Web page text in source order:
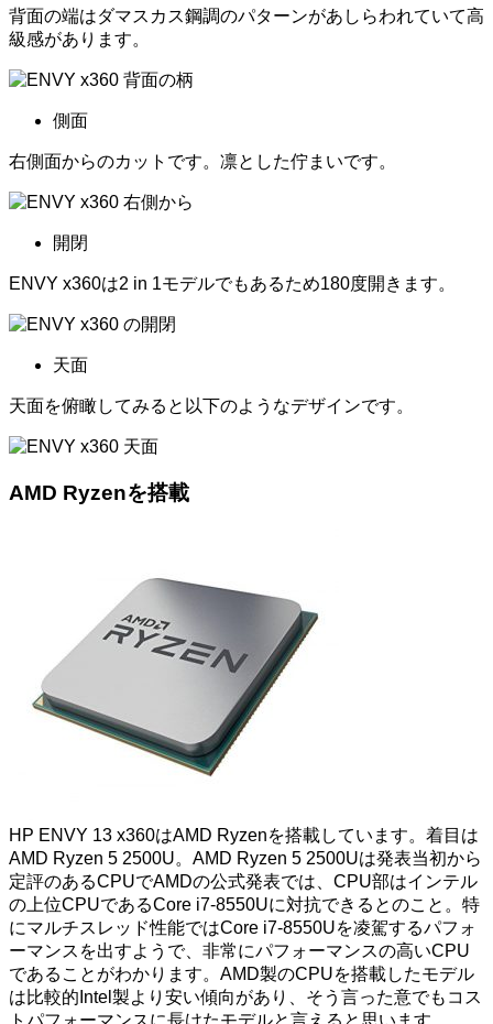
背面の端はダマスカス鋼調のパターンがあしらわれていて高
級感があります。
側面
右側面からのカットです。凛とした佇まいです。
開閉
ENVY x360は2 in 1モデルでもあるため180度開きます。
天面
天面を俯瞰してみると以下のようなデザインです。
AMD Ryzenを搭載
HP ENVY 13 x360はAMD Ryzenを搭載しています。着目は
AMD Ryzen 5 2500U。AMD Ryzen 5 2500Uは発表当初から
定評のあるCPUでAMDの公式発表では、CPU部はインテル
の上位CPUであるCore i7-8550Uに対抗できるとのこと。特
にマルチスレッド性能ではCore i7-8550Uを凌駕するパフォ
ーマンスを出すようで、非常にパフォーマンスの高いCPU
であることがわかります。AMD製のCPUを搭載したモデル
は比較的Intel製より安い傾向があり、そう言った意でもコス
トパフォーマンスに長けたモデルと言えると思います。